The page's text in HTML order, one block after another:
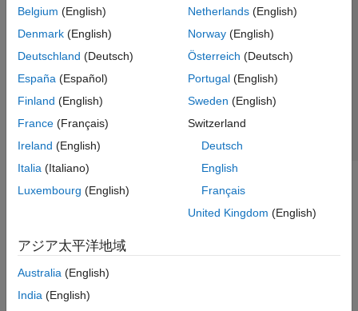
Belgium (English)
Denmark (English)
Deutschland (Deutsch)
España (Español)
Finland (English)
France (Français)
Ireland (English)
Italia (Italiano)
Luxembourg (English)
Netherlands(English)
Norway(English)
Österreich (Deutsch)
Portugal(English)
Sweden (English)
Switzerland
Deutsch
English
Français
United Kingdom (English)
アジア太平洋地域
Australia (English)
India (English)
トラストセンター
プライバシー ポリシー
違法コピー防止
アプリケーション ステータス
© 1994-2026 The MathWorks, Inc.